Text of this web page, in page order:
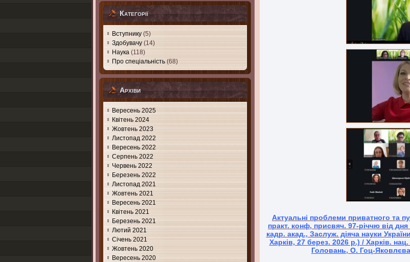
Категорії
Вступнику (5)
Здобувачу (14)
Наука (118)
Про спеціальність (68)
Архіви
Вересень 2025
Квітень 2024
Жовтень 2023
Листопад 2022
Вересень 2022
Серпень 2022
Червень 2022
Березень 2022
Листопад 2021
Жовтень 2021
Вересень 2021
Квітень 2021
Березень 2021
Лютий 2021
Січень 2021
Жовтень 2020
Вересень 2020
Актуальні проблеми приватного та
практ. конф, присвяч. 97-річчю від
кадр. акад., Заслуж. діяча науки
Харків, 27 берез. 2026 р.) / Харків.
Головань, О. Гоц-